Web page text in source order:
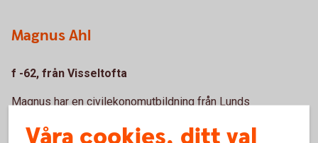
Magnus Ahl
f -62, från Visseltofta
Magnus har en civilekonomutbildning från Lunds
Ekonomichef/Business Controller i medelstora/stora